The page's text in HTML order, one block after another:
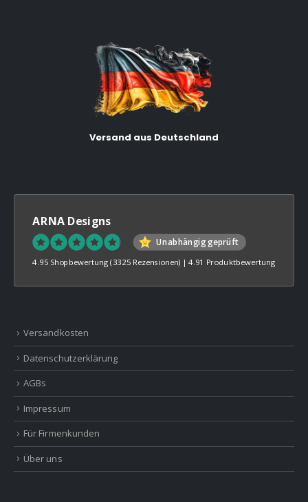
Versand aus Deutschland
ARNA Designs
Unabhängig geprüft
4.95 Shopbewertung (3325 Rezensionen) |4.91 Produktbewertung
Versandkosten
Datenschutzerklärung
AGBs
Impressum
Für Firmenkunden
Über uns